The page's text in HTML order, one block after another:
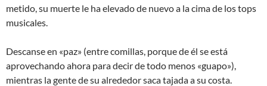
metido, su muerte le ha elevado de nuevo a la cima de los tops
musicales.
Descanse en «paz» (entre comillas, porque de él se está
aprovechando ahora para decir de todo menos «guapo»),
mientras la gente de su alrededor saca tajada a su costa.